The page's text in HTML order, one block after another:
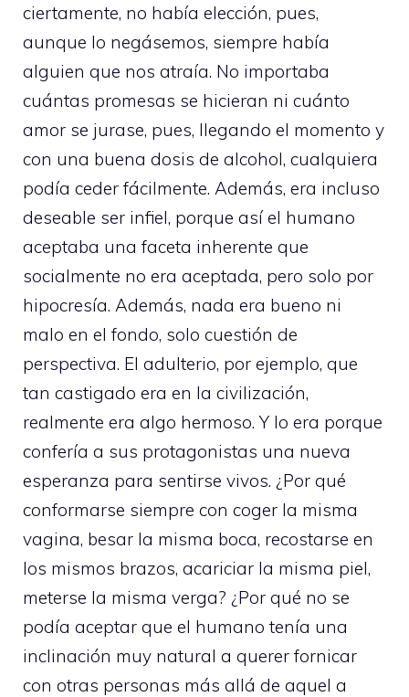
ciertamente, no había elección, pues,
aunque lo negásemos, siempre había
alguien que nos atraía. No importaba
cuántas promesas se hicieran ni cuánto
amor se jurase, pues, llegando el momento y
con una buena dosis de alcohol, cualquiera
podía ceder fácilmente. Además, era incluso
deseable ser infiel, porque así el humano
aceptaba una faceta inherente que
socialmente no era aceptada, pero solo por
hipocresía. Además, nada era bueno ni
malo en el fondo, solo cuestión de
perspectiva. El adulterio, por ejemplo, que
tan castigado era en la civilización,
realmente era algo hermoso. Y lo era porque
confería a sus protagonistas una nueva
esperanza para sentirse vivos. ¿Por qué
conformarse siempre con coger la misma
vagina, besar la misma boca, recostarse en
los mismos brazos, acariciar la misma piel,
meterse la misma verga? ¿Por qué no se
podía aceptar que el humano tenía una
inclinación muy natural a querer fornicar
con otras personas más allá de aquel a